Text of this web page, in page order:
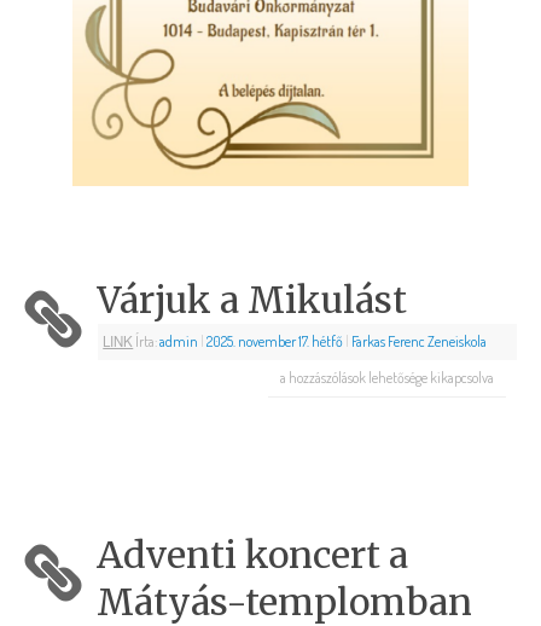
Várjuk a Mikulást
LINK Írta:admin 2025. november 17. hétfő Farkas Ferenc Zeneiskola
a hozzászólások lehetősége kikapcsolva
Adventi koncert a
Mátyás-templomban